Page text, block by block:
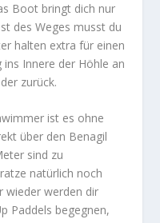
Boot bringt dich nur
des Weges musst du
halten extra für einen
Innere der Höhle an
zurück.
ist es ohne
über den Benagil
sind zu
natürlich noch
wieder werden dir
Paddels begegnen,